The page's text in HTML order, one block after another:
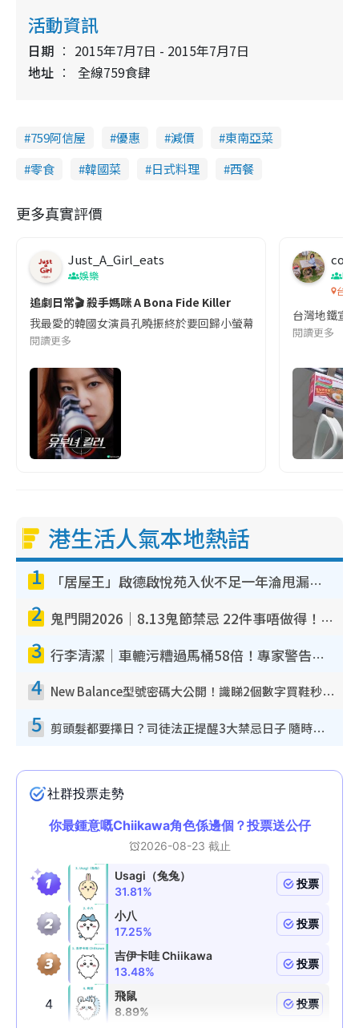
活動資訊
日期
2015年7月7日 - 2015年7月7日
地址
全線759食肆
759阿信屋 優惠 減價
東南亞菜
零食
韓國菜 日式料理 西餐
更多真實評價
Just_A_Girl_eats
娛樂
追劇日常🎬 殺手媽咪 A Bona Fide Killer
我最愛的韓國女演員孔曉振終於要回歸小螢幕啦!這次的劇本改編
閱讀更多
co
吹
台灣
台灣地鐵宣
閱讀更多
港生活人氣本地熱話
1 「居屋王」啟德啟悅苑入伙不足一年淪甩漏之王！插頭噴火花致大停電 多戶業主全屋家電報銷
2 鬼門開2026｜8.13鬼節禁忌 22件事唔做得！燒肉、刺身要少食？半夜勿吹口哨/打呢個電話
3 行李清潔｜車轆污糟過馬桶58倍！專家警告忌用酒精抹 教1招免污手除菌
4 New Balance型號密碼大公開！識睇2個數字買鞋秒知功能免中伏 附5大熱門鞋款
5 剪頭髮都要擇日？司徒法正提醒3大禁忌日子 隨時剪走財運！呢日剪髮恐「剪壽命」？